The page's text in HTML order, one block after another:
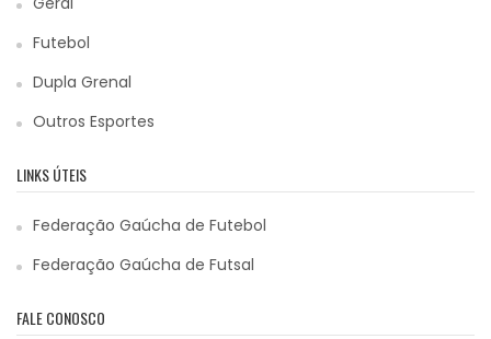
Futebol
Dupla Grenal
Outros Esportes
LINKS ÚTEIS
Federação Gaúcha de Futebol
Federação Gaúcha de Futsal
FALE CONOSCO